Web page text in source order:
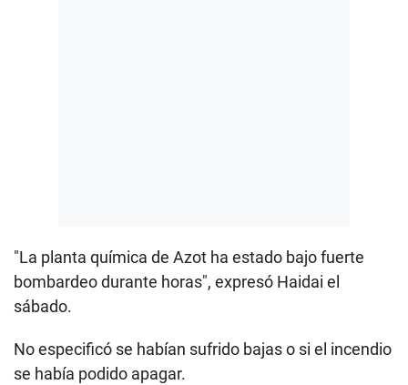
"La planta química de Azot ha estado bajo fuerte
bombardeo durante horas", expresó Haidai el
sábado.
No especificó se habían sufrido bajas o si el incendio
se había podido apagar.